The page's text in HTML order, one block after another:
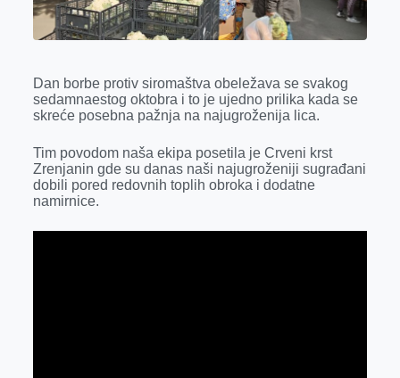
k
e
n
p
Dan borbe protiv siromaštva obeležava se svakog
sedamnaestog oktobra i to je ujedno prilika kada se
skreće posebna pažnja na najugroženija lica.
Tim povodom naša ekipa posetila je Crveni krst
Zrenjanin gde su danas naši najugroženiji sugrađani
dobili pored redovnih toplih obroka i dodatne
namirnice.